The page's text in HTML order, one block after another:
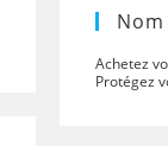
Achetez
Protégez